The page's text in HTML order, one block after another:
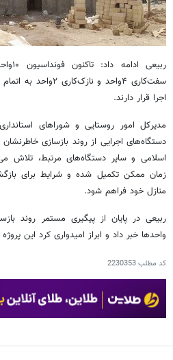
سفت‌کاری ۴واحد و
اجرا قرار دارند.
مدیرکل امور روستایی و شوراهای
دستگاه‌های اجرایی از روند بازسازی
اسلامی و سایر دستگاه‌های مرتبط، تلاش
زمان ممکن تکمیل شده و شرایط برای
منازل خود فراهم شود.
ربیعی در پایان از پیگیری مستمر روند
واحدها خبر داد و ابراز امیدواری کرد این
کد مطلب2230353